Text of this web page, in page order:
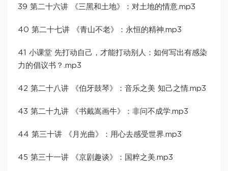
39 第二十六讲 《三黑和土地》：对土地的情意.mp3
40 第二十七讲 《青山不老》：永恒的精神.mp3
41 小课堂 先打动自己，才能打动别人：如何写出有感染
力的倡议书？.mp3
42 第二十八讲 《伯牙鼓琴》：音乐之美 知己之情.mp3
43 第二十九讲 《书戴嵩画牛》：非问不成学.mp3
44 第三十讲 《月光曲》：用心去感受世界.mp3
45 第三十一讲 《京剧趣谈》：国粹之美.mp3